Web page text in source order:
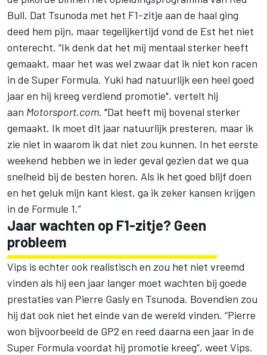
Bull. Dat Tsunoda met het F1-zitje aan de haal ging
deed hem pijn, maar tegelijkertijd vond de Est het niet
onterecht. “Ik denk dat het mij mentaal sterker heeft
gemaakt, maar het was wel zwaar dat ik niet kon racen
in de Super Formula. Yuki had natuurlijk een heel goed
jaar en hij kreeg verdiend promotie", vertelt hij
aan Motorsport.com. "Dat heeft mij bovenal sterker
gemaakt. Ik moet dit jaar natuurlijk presteren, maar ik
zie niet in waarom ik dat niet zou kunnen. In het eerste
weekend hebben we in ieder geval gezien dat we qua
snelheid bij de besten horen. Als ik het goed blijf doen
en het geluk mijn kant kiest, ga ik zeker kansen krijgen
in de Formule 1.”
Jaar wachten op F1-zitje? Geen
probleem
Vips is echter ook realistisch en zou het niet vreemd
vinden als hij een jaar langer moet wachten bij goede
prestaties van Pierre Gaslyen Tsunoda. Bovendien zou
hij dat ook niet het einde van de wereld vinden. “Pierre
won bijvoorbeeld de GP2 en reed daarna een jaar in de
Super Formula voordat hij promotie kreeg”, weet Vips.